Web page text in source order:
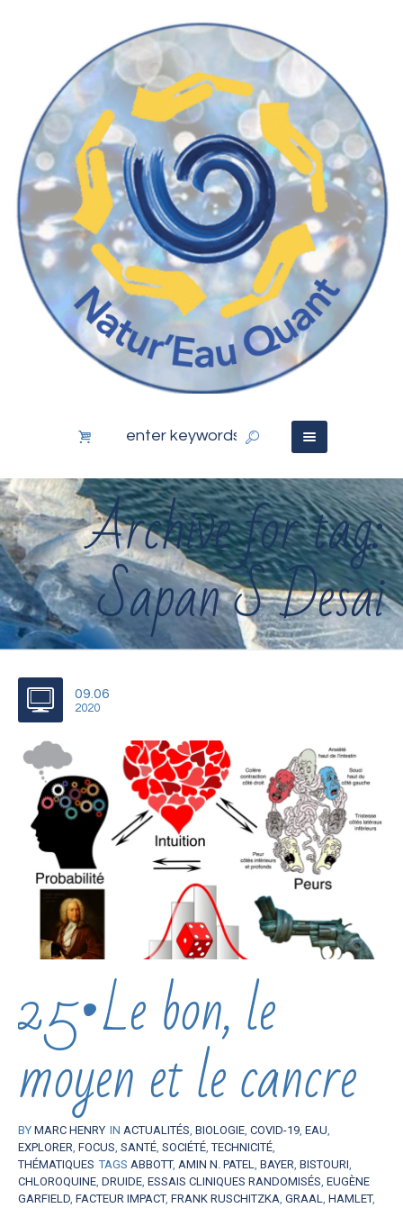
Archive for tag:
Sapan S Desai
09.06
2020
25•Le bon, le
moyen et le cancre
BY MARC HENRY IN ACTUALITÉS, BIOLOGIE, COVID-19, EAU,
EXPLORER, FOCUS, SANTÉ, SOCIÉTÉ,TECHNICITÉ,
THÉMATIQUES TAGS ABBOTT, AMIN N. PATEL, BAYER, BISTOURI,
CHLOROQUINE, DRUIDE, ESSAIS CLINIQUES RANDOMISÉS, EUGÈNE
GARFIELD, FACTEUR IMPACT, FRANK RUSCHITZKA, GRAAL, HAMLET,